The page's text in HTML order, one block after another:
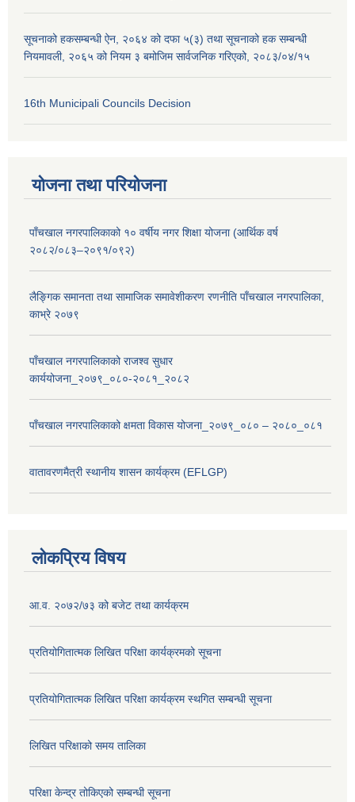
सूचनाको हकसम्बन्धी ऐन, २०६४ को दफा ५(३) तथा सूचनाको हक सम्बन्धी
नियमावली, २०६५ को नियम ३ बमोजिम सार्वजनिक गरिएको, २०८३/०४/१५
16th Municipali Councils Decision
योजना तथा परियोजना
पाँचखाल नगरपालिकाको १० वर्षीय नगर शिक्षा योजना (आर्थिक वर्ष
२०८२/०८३–२०९१/०९२)
लैङ्गिक समानता तथा सामाजिक समावेशीकरण रणनीति पाँचखाल नगरपालिका,
काभ्रे २०७९
पाँचखाल नगरपालिकाको राजश्व सुधार
कार्ययोजना_२०७९_०८०-२०८१_२०८२
पाँचखाल नगरपालिकाको क्षमता विकास योजना_२०७९_०८० – २०८०_०८१
वातावरणमैत्री स्थानीय शासन कार्यक्रम (EFLGP)
लोकप्रिय विषय
आ.व. २०७२/७३ को बजेट तथा कार्यक्रम
प्रतियोगितात्मक लिखित परिक्षा कार्यक्रमको सूचना
प्रतियोगितात्मक लिखित परिक्षा कार्यक्रम स्थगित सम्बन्धी सूचना
लिखित परिक्षाको समय तालिका
परिक्षा केन्द्र तोकिएको सम्बन्धी सूचना